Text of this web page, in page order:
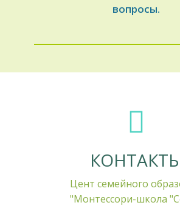
вопросы.
Цент семейного
"Монтессори-школа